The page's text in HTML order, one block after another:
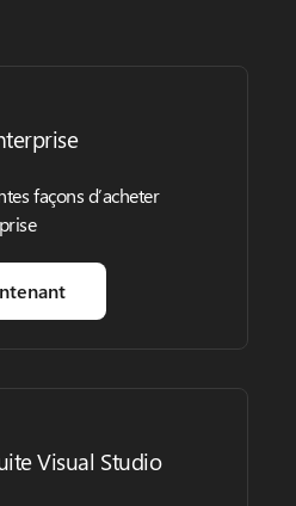
façons d’acheter
Visual Studio